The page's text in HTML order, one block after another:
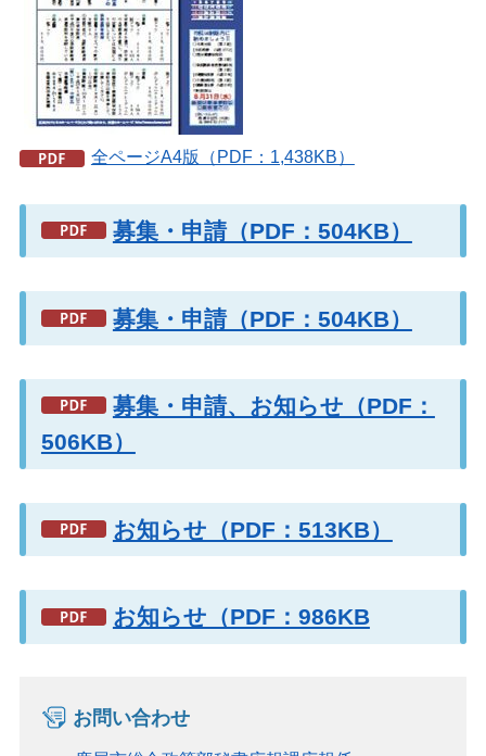
全ページA4版（PDF：1,438KB）
募集・申請（PDF：504KB）
募集・申請（PDF：504KB）
募集・申請、お知らせ（PDF：
506KB）
お知らせ（PDF：513KB）
お知らせ（PDF：986KB
お問い合わせ